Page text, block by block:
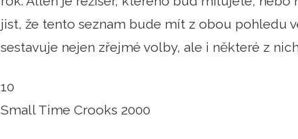
jist, že tento seznam bude mít z obou pohledu
sestavuje nejen zřejmé volby, ale i některé z
10
Small Time Crooks 2000